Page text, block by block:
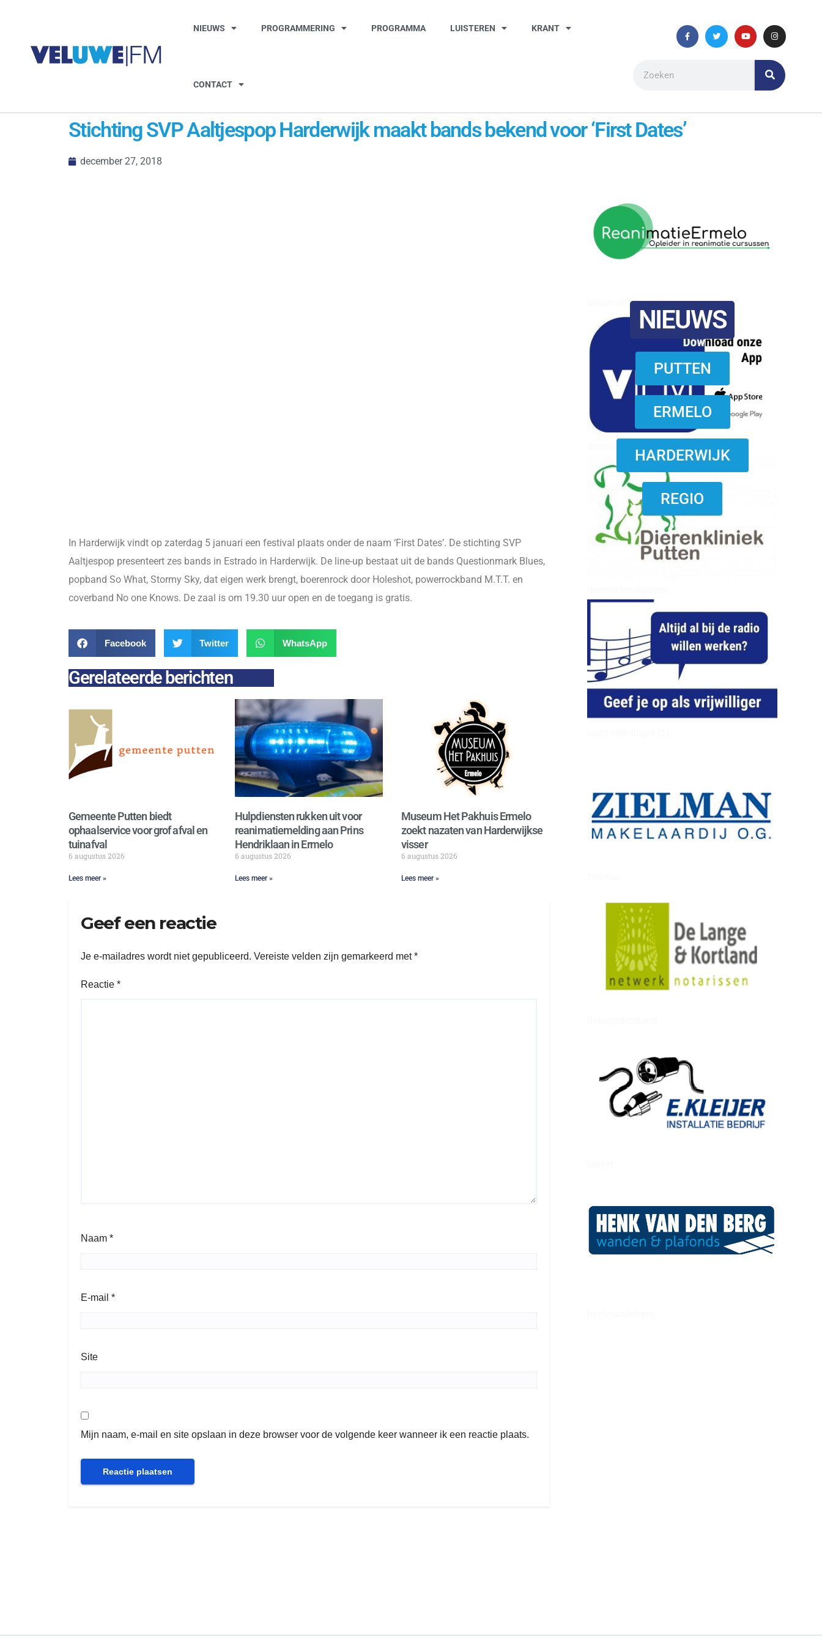
NIEUWS PROGRAMMERING PROGRAMMA LUISTEREN KRANT
CONTACT
Stichting SVP Aaltjespop Harderwijk maakt bands bekend voor ‘First Dates’
december 27, 2018
reanimatie ermelo
NIEUWS
PUTTEN
ERMELO
HARDERWIJK
REGIO
In Harderwijk vindt op zaterdag 5 januari een festival plaats onder de naam ‘First Dates’. De stichting SVP
Aaltjespop presenteert zes bands in Estrado in Harderwijk. De line-up bestaat uit de bands Questionmark Blues,
popband So What, Stormy Sky, dat eigen werk brengt, boerenrock door Holeshot, powerrockband M.T.T. en
coverband No one Knows. De zaal is om 19.30 uur open en de toegang is gratis.
Facebook Twitter WhatsApp
Gerelateerde berichten
Gemeente Putten biedt
ophaalservice voor grof afval en
tuinafval
6 augustus 2026
Lees meer »
Hulpdiensten rukken uit voor
reanimatiemelding aan Prins
Hendriklaan in Ermelo
6 augustus 2026
Lees meer »
Museum Het Pakhuis Ermelo
zoekt nazaten van Harderwijkse
visser
6 augustus 2026
Lees meer »
Geef een reactie
Je e-mailadres wordt niet gepubliceerd. Vereiste velden zijn gemarkeerd met*
Reactie *
Naam *
E-mail *
Site
Mijn naam, e-mail en site opslaan in deze browser voor de volgende keer wanneer ik een reactie plaats.